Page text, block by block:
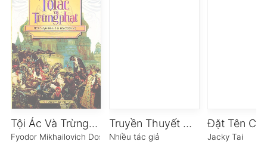
Tội Ác Và Trừng Phạt
Fyodor Mikhailovich Dostoevsky
Truyền Thuyết Hoa Hồng
Nhiều tác giả Jacky Tai